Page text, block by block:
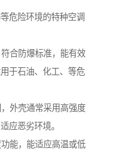
危险环境的特种空调
合防爆标准，能有效
于石油、化工、等危
外壳通常采用高强度
应恶劣环境。
能，能适应高温或低